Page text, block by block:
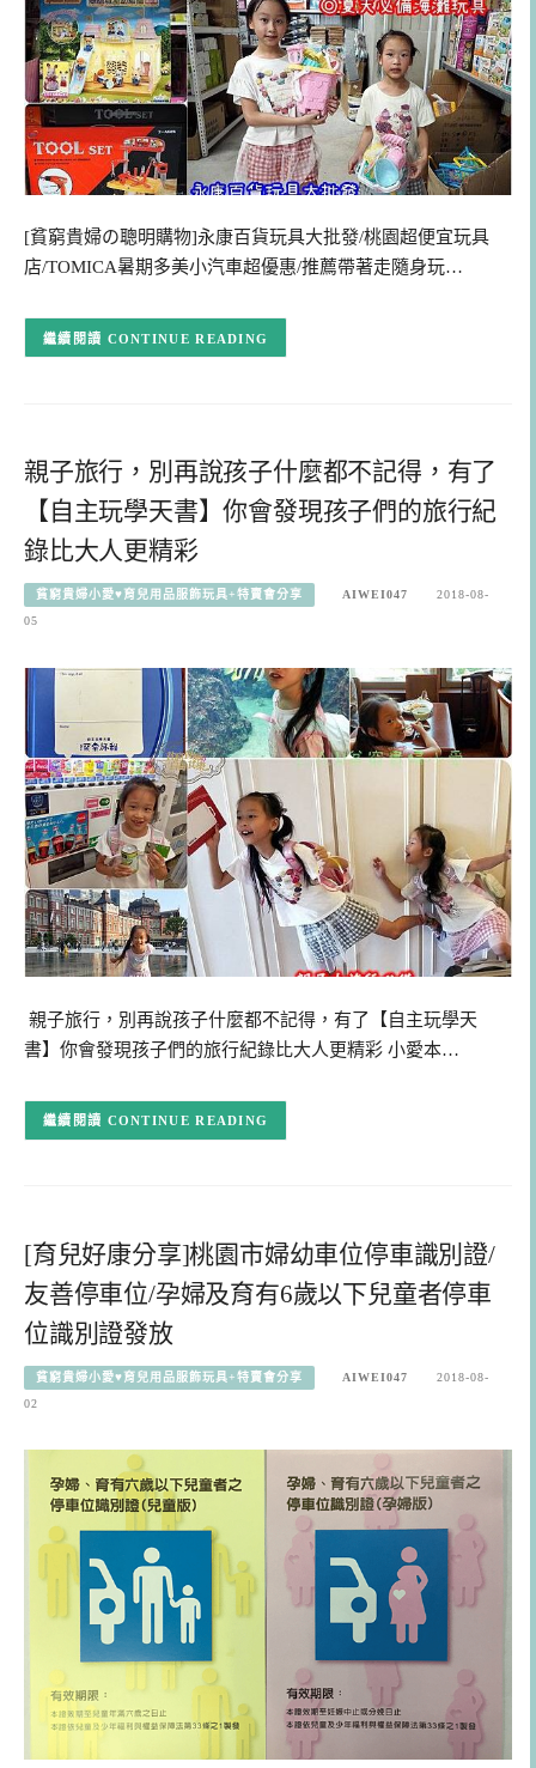
[貧窮貴婦の聰明購物]永康百貨玩具大批發/桃園超便宜玩具
店/TOMICA暑期多美小汽車超優惠/推薦帶著走隨身玩…
CONTINUE READING
親子旅行，別再說孩子什麼都不記得，有了
【自主玩學天書】你會發現孩子們的旅行紀
錄比大人更精彩
貧窮貴婦小愛♥育兒用品服飾玩具+特賣會分享 AIWEI047
2018-08-
05
親子旅行，別再說孩子什麼都不記得，有了【自主玩學天
書】你會發現孩子們的旅行紀錄比大人更精彩 小愛本…
CONTINUE READING
[育兒好康分享]桃園市婦幼車位停車識別證/
友善停車位/孕婦及育有6歲以下兒童者停車
位識別證發放
貧窮貴婦小愛♥育兒用品服飾玩具+特賣會分享 AIWEI047
2018-08-
02